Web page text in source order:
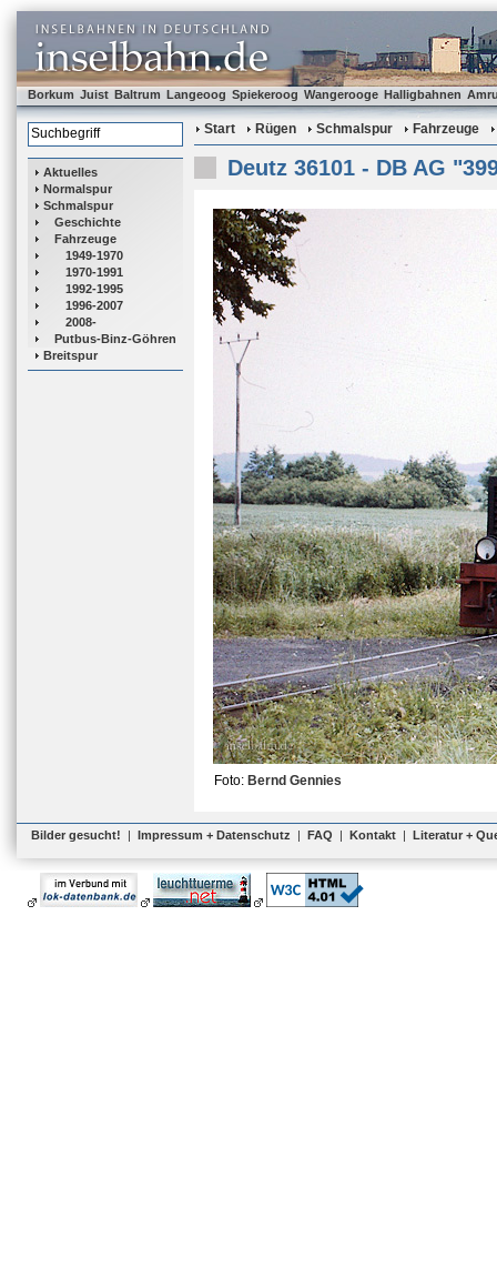
Borkum Juist Baltrum Langeoog Spiekeroog Wangerooge Halligbahnen
Aktuelles
Normalspur
Schmalspur
Geschichte
Fahrzeuge
1949-1970
1970-1991
1992-1995
1996-2007
2008-
Putbus-Binz-Göhren
Breitspur
Start Rügen Schmalspur Fahrzeuge
Deutz 36101 - DB AG
Foto: Bernd Gennies
Bilder gesucht! | Impressum + Datenschutz | FAQ | Kontakt | Literatur +